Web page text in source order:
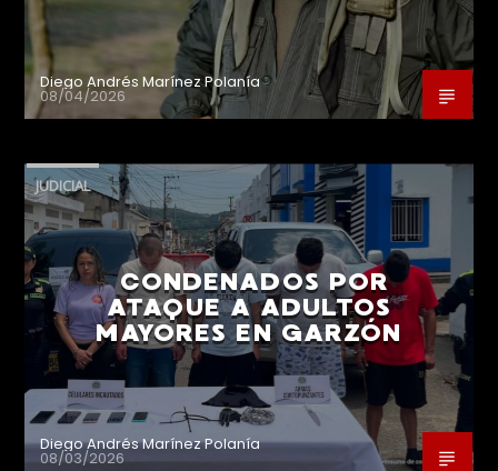
Diego Andrés Marínez Polanía
08/04/2026
JUDICIAL
CONDENADOS POR
ATAQUE A ADULTOS
MAYORES EN GARZÓN
Diego Andrés Marínez Polanía
08/03/2026